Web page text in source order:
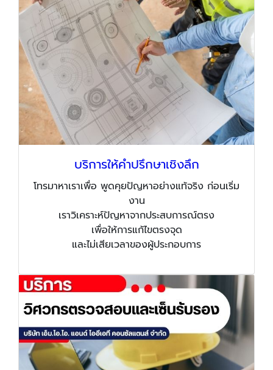
บริการให้คำปรึกษาเชิงลึก
โทรมาหาเราเพื่อ พูดคุยปัญหาอย่างแท้จริง ก่อนเริ่ม
งาน
เราวิเคราะห์ปัญหาจากประสบการณ์ตรง
เพื่อให้การแก้ไขตรงจุด
และไม่เสียเวลาของผู้ประกอบการ